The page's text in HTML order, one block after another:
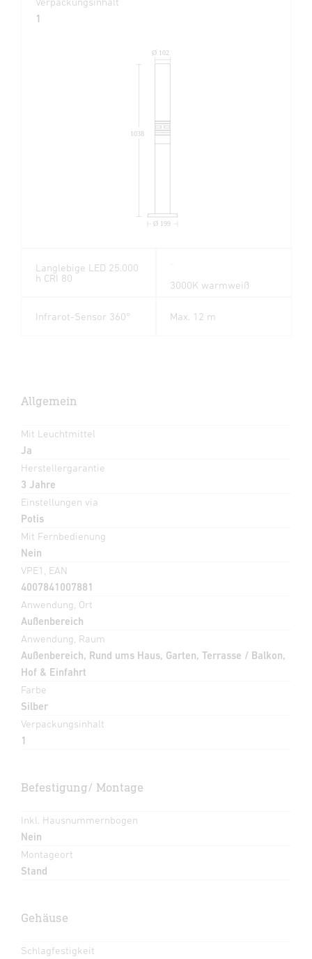
1
Ø 199
Ø 102
1038
Langlebige LED 25.000
h CRI 80
3000K warmweiß
Infrarot-Sensor 360° Max. 12 m
Allgemein
Mit Leuchtmittel
Ja
Herstellergarantie
3 Jahre
Einstellungen via
Potis
Mit Fernbedienung
Nein
VPE1, EAN
4007841007881
Anwendung, Ort
Außenbereich
Anwendung, Raum
Außenbereich, Rund ums Haus, Garten, Terrasse / Balkon,
Hof & Einfahrt
Farbe
Silber
Verpackungsinhalt
1
Befestigung/ Montage
Inkl. Hausnummernbogen
Nein
Montageort
Stand
Gehäuse
Schlagfestigkeit